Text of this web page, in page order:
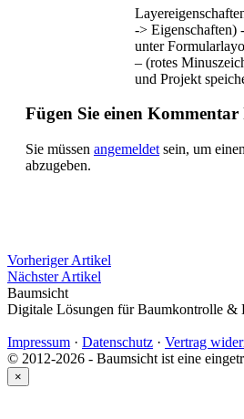
->
unter
– (rotes
und Projekt
Fügen Sie einen Kommentar
Sie müssen angemeldet sein, um
abzugeben.
Vorheriger Artikel
Nächster Artikel
Baumsicht
Digitale Lösungen für Baumkontrolle &
Impressum · Datenschutz · Vertrag
© 2012-2026 - Baumsicht ist eine
×